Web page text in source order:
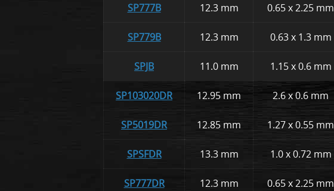
SP777B 12.3 mm 0.65 x 2.25 mm
SP779B 12.3 mm 0.63 x 1.3 mm
SPJB 11.0 mm 1.15 x 0.6 mm
SP103020DR 12.95 mm 2.6 x 0.6 mm
SP5019DR 12.85 mm 1.27 x 0.55 mm
SPSFDR 13.3 mm 1.0 x 0.72 mm
SP777DR 12.3 mm 0.65 x 2.25 mm